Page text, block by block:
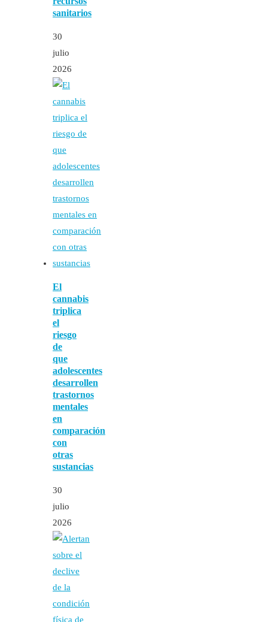
sanitarios
30
julio
2026
El
cannabis
triplica
el
riesgo
de
que
adolescentes
desarrollen
trastornos
mentales
en
comparación
con
otras
sustancias
30
julio
2026